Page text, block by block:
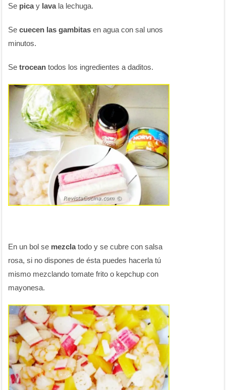
Se picay lavala lechuga.
Secuecen las gambitas en agua con sal unos
minutos.
Setrocean todos los ingredientes a daditos.
En un bol se mezclatodo y se cubre con salsa
rosa, si no dispones de ésta puedes hacerla tú
mismo mezclando tomate frito o kepchup con
mayonesa.